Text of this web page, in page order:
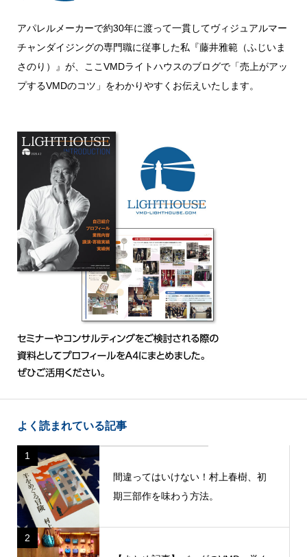
アパレルメーカーで約30年に渡って一貫してヴィジュアルマー
チャンダイジングの専門職に従事した私『藤井雅範（ふじいま
さのり）』が、ここVMDライトハウスのブログで「売上がアッ
プするVMDのコツ」をわかりやすくお伝えいたします。
よく読まれている記事
1
間違ってはいけない！村上春樹、初
期三部作を味わう方法。
2